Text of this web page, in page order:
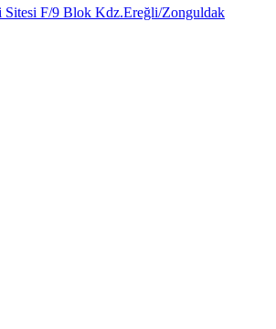
Sitesi F/9 Blok Kdz.Ereğli/Zonguldak